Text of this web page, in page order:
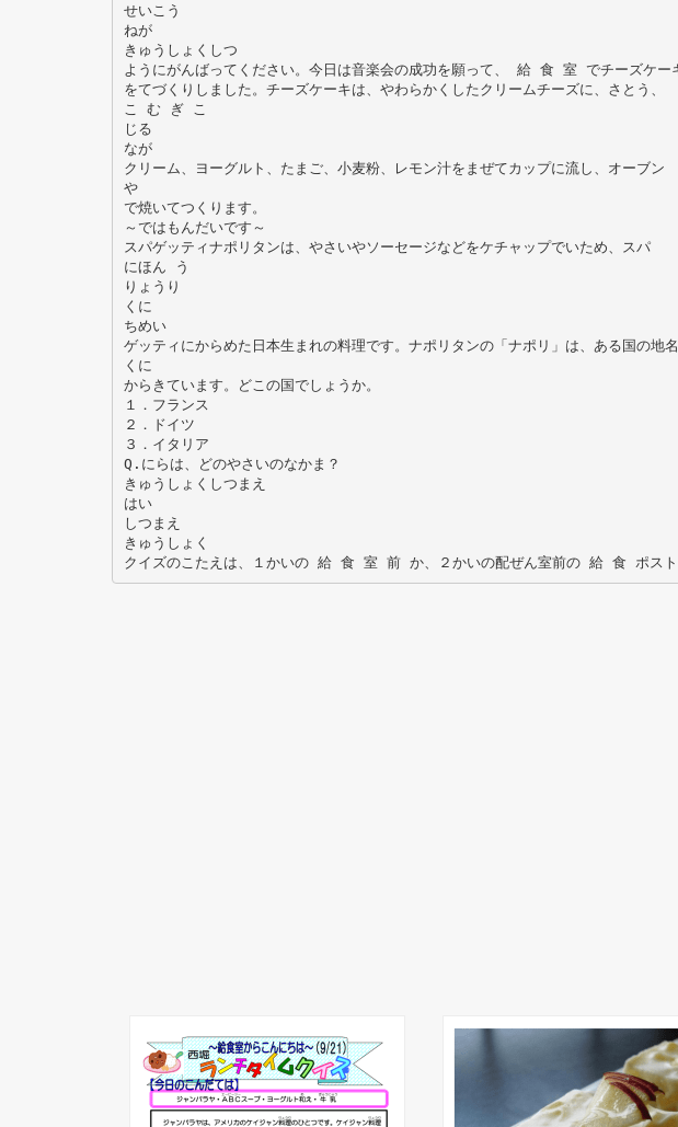
せいこう
ねが
きゅうしょくしつ
ようにがんばってください。今日は音楽会の成功を願って、 給 食 室 でチーズケー
をてづくりしました。チーズケーキは、やわらかくしたクリームチーズに、さとう、
こ む ぎ こ
じる
なが
クリーム、ヨーグルト、たまご、小麦粉、レモン汁をまぜてカップに流し、オーブン
や
で焼いてつくります。
～ではもんだいです～
スパゲッティナポリタンは、やさいやソーセージなどをケチャップでいため、スパ
にほん う
りょうり
くに
ちめい
ゲッティにからめた日本生まれの料理です。ナポリタンの「ナポリ」は、ある国の地名
くに
からきています。どこの国でしょうか。
１．フランス
２．ドイツ
３．イタリア
Q.にらは、どのやさいのなかま？
きゅうしょくしつまえ
はい
しつまえ
きゅうしょく